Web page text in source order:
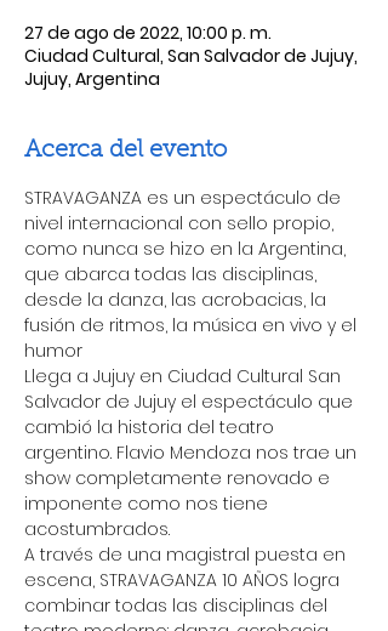
27 de ago de 2022, 10:00 p. m.
Ciudad Cultural, San Salvador de Jujuy,
Jujuy, Argentina
Acerca del evento
STRAVAGANZA es un espectáculo de
nivel internacional con sello propio,
como nunca se hizo en la Argentina,
que abarca todas las disciplinas,
desde la danza, las acrobacias, la
fusión de ritmos, la música en vivo y el
humor
Llega a Jujuy en Ciudad Cultural San
Salvador de Jujuy el espectáculo que
cambió la historia del teatro
argentino. Flavio Mendoza nos trae un
show completamente renovado e
imponente como nos tiene
acostumbrados.
A través de una magistral puesta en
escena, STRAVAGANZA 10 AÑOS logra
combinar todas las disciplinas del